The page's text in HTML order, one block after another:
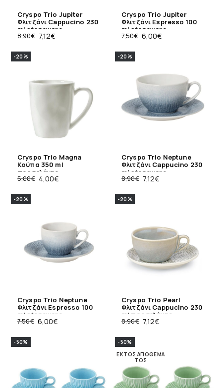
Cryspo Trio Jupiter
Φλιτζάνι Cappucino 230
ml stoneware
8,90€ 7,12€
Cryspo Trio Jupiter
Φλιτζάνι Espresso 100
ml stoneware
7,50€ 6,00€
-20%
Cryspo Trio Magna
Κούπα 350 ml
πορσελάνης
5,00€ 4,00€
-20%
Cryspo Trio Neptune
Φλιτζάνι Cappucino 230
ml stoneware
8,90€ 7,12€
-20%
Cryspo Trio Neptune
Φλιτζάνι Espresso 100
ml stoneware
7,50€ 6,00€
-20%
Cryspo Trio Pearl
Φλιτζάνι Cappucino 230
ml πορσελάνης
8,90€ 7,12€
-50%
-50%
ΕΚΤΌΣ ΑΠΟΘΈΜΑ
ΤΟΣ